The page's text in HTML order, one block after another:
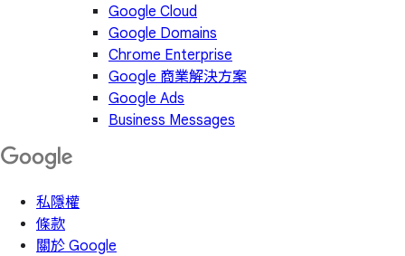
Google Cloud
Google Domains
Chrome Enterprise
Google 商業解決方案
Google Ads
Business Messages
私隱權
條款
關於 Google